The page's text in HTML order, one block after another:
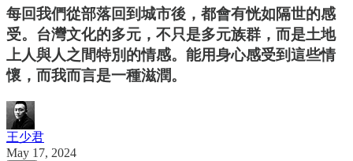
每回我們從部落回到城市後，都會有恍如隔世的感
受。台灣文化的多元，不只是多元族群，而是土地
上人與人之間特別的情感。能用身心感受到這些情
懷，而我而言是一種滋潤。
王少君
May 17, 2024